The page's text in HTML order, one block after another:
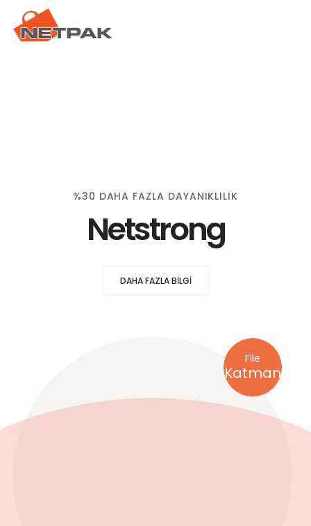
%30 DAHA FAZLA DAYANIKLILIK
Netstrong
DAHA FAZLA BILGI
Katman
File